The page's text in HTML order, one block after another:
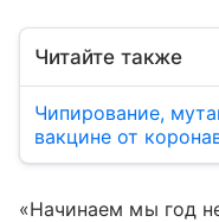
Читайте также
Чипирование,
вакцине от
«Начинаем мы год